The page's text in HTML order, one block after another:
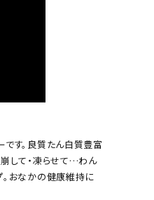
す。良質たん白質豊富
して・凍らせて…わん
。おなかの健康維持に